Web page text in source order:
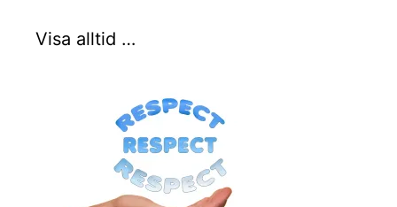
Visa alltid …